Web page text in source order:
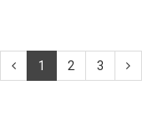
1 2 3